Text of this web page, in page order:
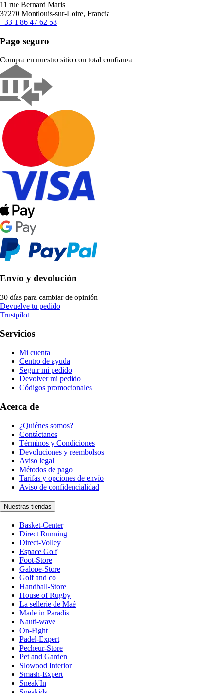
11 rue Bernard Maris
37270 Montlouis-sur-Loire, Francia
+33 1 86 47 62 58
Pago seguro
Compra en nuestro sitio con total confianza
Envío y devolución
30 días para cambiar de opinión
Devuelve tu pedido
Trustpilot
Servicios
Mi cuenta
Centro de ayuda
Seguir mi pedido
Devolver mi pedido
Códigos promocionales
Acerca de
¿Quiénes somos?
Contáctanos
Términos y Condiciones
Devoluciones y reembolsos
Aviso legal
Métodos de pago
Tarifas y opciones de envío
Aviso de confidencialidad
Nuestras tiendas
Basket-Center
Direct Running
Direct-Volley
Espace Golf
Foot-Store
Galope-Store
Golf and co
Handball-Store
House of Rugby
La sellerie de Maé
Made in Paradis
Nauti-wave
On-Fight
Padel-Expert
Pecheur-Store
Pet and Garden
Slowood Interior
Smash-Expert
Sneak'In